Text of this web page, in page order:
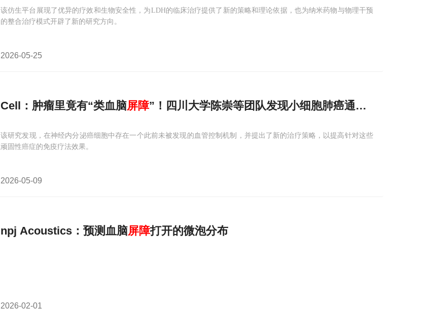
该仿生平台展现了优异的疗效和生物安全性，为LDH的临床治疗提供了新的策略和理论依据，也为纳米药物与物理干预
的整合治疗模式开辟了新的研究方向。
2026-05-25
Cell：肿瘤里竟有“类血脑屏障”！四川大学陈崇等团队发现小细胞肺癌通过构建“类血脑
该研究发现，在神经内分泌癌细胞中存在一个此前未被发现的血管控制机制，并提出了新的治疗策略，以提高针对这些
顽固性癌症的免疫疗法效果。
2026-05-09
npj Acoustics：预测血脑屏障打开的微泡分布
2026-02-01